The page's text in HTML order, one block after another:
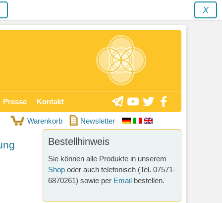
X
Presse Kontakt
Warenkorb Newsletter
Bestellhinweis
Sie können alle Produkte in unserem
Shop oder auch telefonisch (Tel. 07571-
6870261) sowie per Email bestellen.